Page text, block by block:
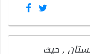
, حيث